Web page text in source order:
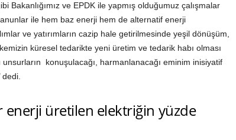
Bakanlığımız ve EPDK ile yapmış olduğumuz çalışmalar
ile hem baz enerji hem de alternatif enerji
ve yatırımların cazip hale getirilmesinde yeşil dönüşüm,
küresel tedarikte yeni üretim ve tedarik habı olması
konuşulacağı, harmanlanacağı eminim inisiyatif
dedi.
enerji üretilen elektriğin yüzde